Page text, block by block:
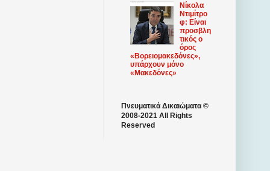
Νίκολα
Ντιμίτρο
φ: Είναι
προσβλη
τικός ο
όρος
«Βορειομακεδόνες»,
υπάρχουν μόνο
«Μακεδόνες»
Πνευματικά Δικαιώματα ©
2008-2021 All Rights
Reserved